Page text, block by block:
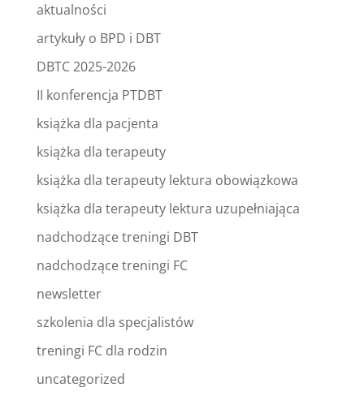
aktualności
artykuły o BPD i DBT
DBTC 2025-2026
II konferencja PTDBT
książka dla pacjenta
książka dla terapeuty
książka dla terapeuty lektura obowiązkowa
książka dla terapeuty lektura uzupełniająca
nadchodzące treningi DBT
nadchodzące treningi FC
newsletter
szkolenia dla specjalistów
treningi FC dla rodzin
uncategorized